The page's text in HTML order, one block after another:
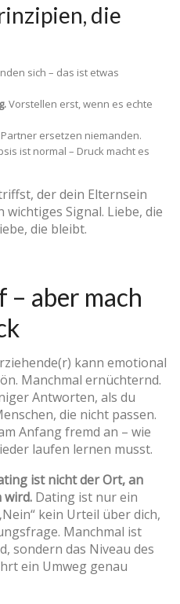
die
sich – das ist etwas
Vorstellen erst, wenn es echte
ersetzen niemanden.
ist normal – Druck macht es
der dein Elternsein
Signal. Liebe, die
die bleibt.
– aber mach
kann emotional
Manchmal ernüchternd.
Antworten, als du
die nicht passen.
Anfang fremd an – wie
laufen lernen musst.
ist nicht der Ort, an
wird. Dating ist nur ein
kein Urteil über dich,
Manchmal ist
sondern das Niveau des
ein Umweg genau